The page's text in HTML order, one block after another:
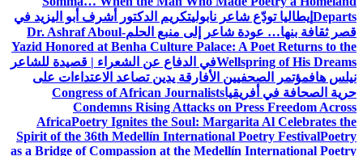
Departs إيطاليا تودّع شاعر نابوليتكريم الدكتور أشرف أبو اليزيد في
قصر ثقافة بنها… عودة شاعر إلى منبع الحلمDr. Ashraf Aboul-
Yazid Honored at Benha Culture Palace: A Poet Returns to the
Wellspring of His Dreamsفي الدفاع عن الشعراء | قصيدة للشاعر
نيلس هافمؤتمر الصحفيين الأفارقة يدين تصاعد الاعتداءات على
حرية الصحافة في أفريقياCongress of African Journalists
Condemns Rising Attacks on Press Freedom Across
AfricaPoetry Ignites the Soul: Margarita Al Celebrates the
Spirit of the 36th Medellín International Poetry FestivalPoetry
as a Bridge of Compassion at the Medellín International Poetry